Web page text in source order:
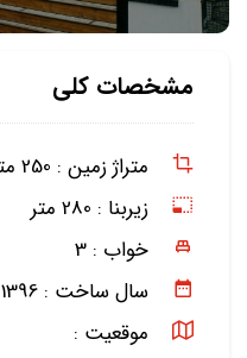
مشخصات کلی
متراژ زمین : 250 متر
زیربنا : 280 متر
خواب : 3
سال ساخت : 1396
موقعیت :